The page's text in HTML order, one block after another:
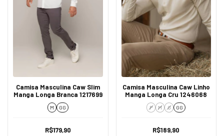
Camisa Masculina Caw Slim
Manga Longa Branca 1217699
M GG
R$179,90
Camisa Masculina Caw Linho
Manga Longa Cru 1246068
P M G GG
R$189,90